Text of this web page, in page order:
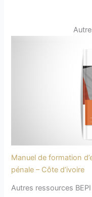
Manuel de formation
pénale – Côte d’ivoire
Autres ressources BEPI